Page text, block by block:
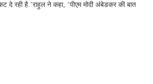
दे रही है.’राहुल ने कहा, ‘पीएम मोदी अंबेडकर की बात